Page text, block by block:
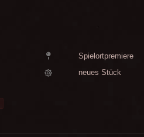
Spielortpremiere
neues Stück